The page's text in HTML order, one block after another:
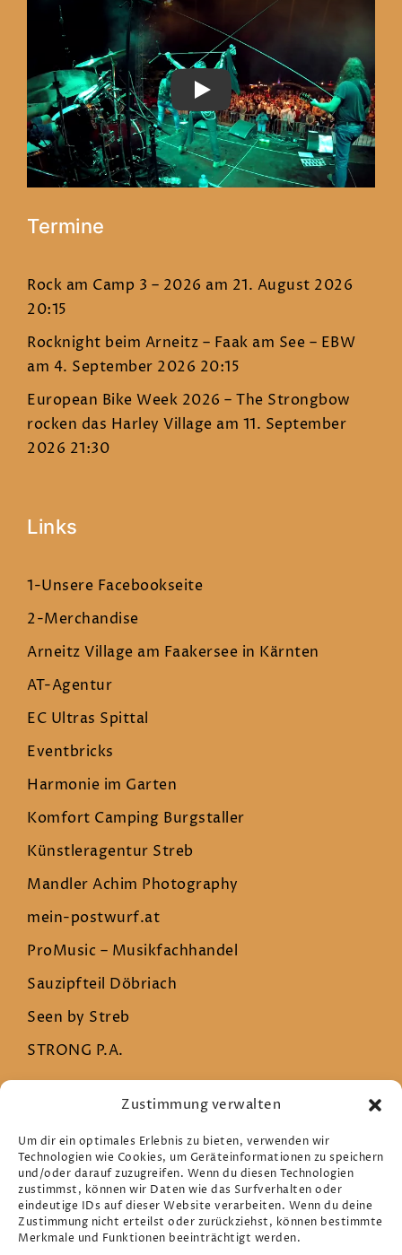
Zustimmung verwalten
Um dir ein optimales Erlebnis zu bieten, verwenden wir
Technologien wie Cookies, um Geräteinformationen zu speichern
und/oder darauf zuzugreifen. Wenn du diesen Technologien
zustimmst, können wir Daten wie das Surfverhalten oder
eindeutige IDs auf dieser Website verarbeiten. Wenn du deine
Zustimmung nicht erteilst oder zurückziehst, können bestimmte
Merkmale und Funktionen beeinträchtigt werden.
Termine
Rock am Camp 3 – 2026 am 21. August 2026
20:15
Rocknight beim Arneitz – Faak am See – EBW
am 4. September 2026 20:15
European Bike Week 2026 – The Strongbow
rocken das Harley Village am 11. September
2026 21:30
Links
1-Unsere Facebookseite
2-Merchandise
Arneitz Village am Faakersee in Kärnten
AT-Agentur
EC Ultras Spittal
Eventbricks
Harmonie im Garten
Komfort Camping Burgstaller
Künstleragentur Streb
Mandler Achim Photography
mein-postwurf.at
ProMusic – Musikfachhandel
Sauzipfteil Döbriach
Seen by Streb
STRONG P.A.
Datenschutz
Impressum